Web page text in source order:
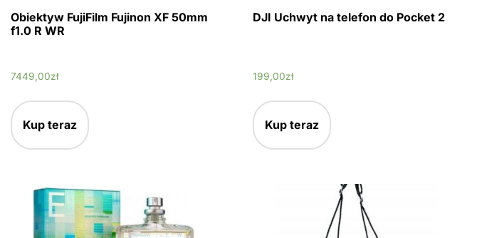
Obiektyw FujiFilm Fujinon XF 50mm
f1.0 R WR
7449,00zł
Kup teraz
DJI Uchwyt na telefon do Pocket 2
199,00zł
Kup teraz